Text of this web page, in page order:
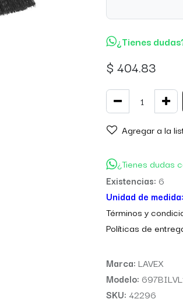
¿Tienes
$ 404.83
Agregar a la
¿Tienes dudas
Existencias: 6
Unidad de medida:
Términos y
Políticas de entre
Marca: LAVEX
Modelo:
SKU: 42296